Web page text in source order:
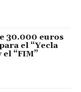
30.000 euros
el “Yecla
el “FIM”